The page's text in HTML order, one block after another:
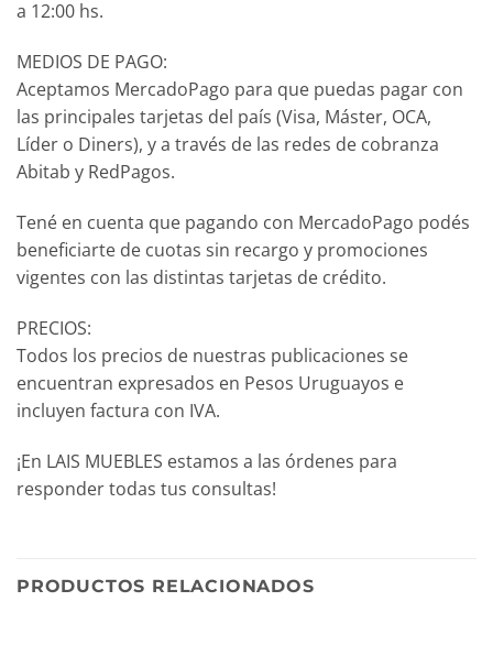
a 12:00 hs.
MEDIOS DE PAGO:
Aceptamos MercadoPago para que puedas pagar con
las principales tarjetas del país (Visa, Máster, OCA,
Líder o Diners), y a través de las redes de cobranza
Abitab y RedPagos.
Tené en cuenta que pagando con MercadoPago podés
beneficiarte de cuotas sin recargo y promociones
vigentes con las distintas tarjetas de crédito.
PRECIOS:
Todos los precios de nuestras publicaciones se
encuentran expresados en Pesos Uruguayos e
incluyen factura con IVA.
¡En LAIS MUEBLES estamos a las órdenes para
responder todas tus consultas!
PRODUCTOS RELACIONADOS